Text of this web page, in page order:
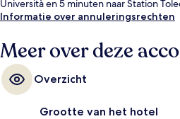
Università en 5 minuten naar Station
Informatie over annuleringsrechten
Meer over deze
Overzicht
Grootte van het hotel